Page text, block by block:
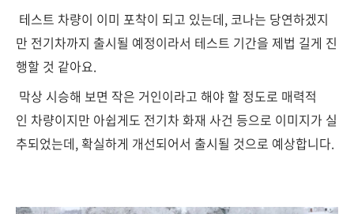
테스트 차량이 이미 포착이 되고 있는데, 코나는 당연하겠지
만 전기차까지 출시될 예정이라서 테스트 기간을 제법 길게 진
행할 것 같아요.
막상 시승해 보면 작은 거인이라고 해야 할 정도로 매력적
인 차량이지만 아쉽게도 전기차 화재 사건 등으로 이미지가 실
추되었는데, 확실하게 개선되어서 출시될 것으로 예상합니다.